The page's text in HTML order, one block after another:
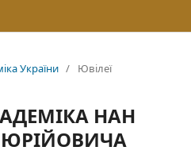
України / Ювілеї
НАН
ЮРІЙОВИЧА